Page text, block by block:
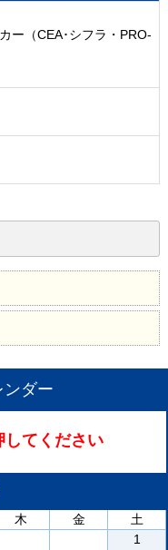
ー（CEA･シフラ・PRO-
ンダー
してください
木 金
土
1